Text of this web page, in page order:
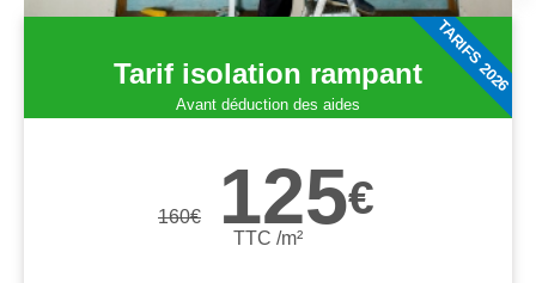
Tarif isolation rampant
Avant déduction des aides
160€ 125€
TTC /m²
TARIFS 2026